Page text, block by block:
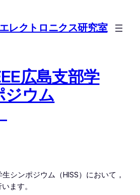
レクトロニクス研究室
広島支部学
ジウム
生シンポジウム（HISS）において，
ます。